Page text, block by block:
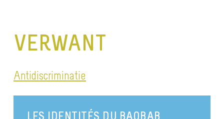
VERWANT
Antidiscriminatie
LES IDENTITÉS DU BAOBAB